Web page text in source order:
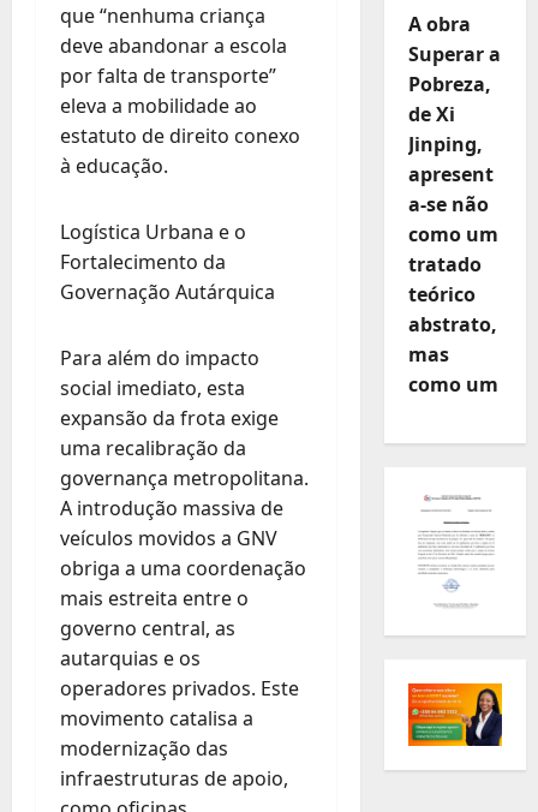
que “nenhuma criança
deve abandonar a escola
por falta de transporte”
eleva a mobilidade ao
estatuto de direito conexo
à educação.
Logística Urbana e o
Fortalecimento da
Governação Autárquica
Para além do impacto
social imediato, esta
expansão da frota exige
uma recalibração da
governança metropolitana.
A introdução massiva de
veículos movidos a GNV
obriga a uma coordenação
mais estreita entre o
governo central, as
autarquias e os
operadores privados. Este
movimento catalisa a
modernização das
infraestruturas de apoio,
A obra
Superar a
Pobreza,
de Xi
Jinping,
apresent
a-se não
como um
tratado
teórico
abstrato,
mas
como um